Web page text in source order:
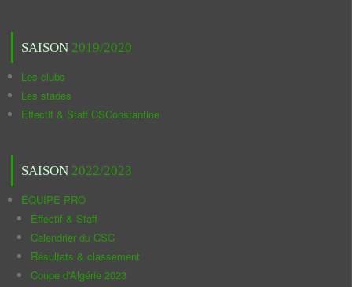
SAISON 2019/2020
Les clubs
Les stades
Effectif & Staff CSConstantine
SAISON 2022/2023
ÉQUIPE PRO
Effectif & Staff
Calendrier du CSC
Résultats & classement
Coupe d'Algérie 2023